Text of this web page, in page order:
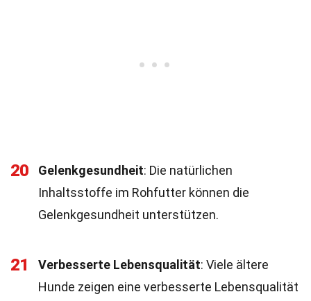
20 Gelenkgesundheit: Die natürlichen
Inhaltsstoffe im Rohfutter können die
Gelenkgesundheit unterstützen.
21 Verbesserte Lebensqualität: Viele ältere
Hunde zeigen eine verbesserte Lebensqualität